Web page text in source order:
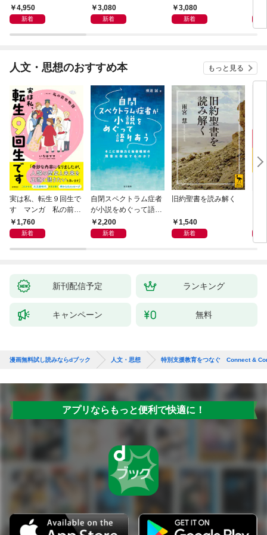
におけるドゥルーズ／
ガタリ論
4,950
新着
メリカはどのように独
裁者を描いたのか
3,080
新着
3,080
新着
人文・思想のおすすめ本 もっと見る
実は私、転生９回生で
す マンガ 私の前世
物語1,760
新着
自閉スペクトラム症者
が小説をめぐって語り
あう2,200
新着
旧約聖書を読み解く
1,540
新着
新刊配信予定 ランキング
キャンペーン 無料
漫画無料試し読みならdブック 人文・思想 特別支援教育をつなぐ Connect &
アプリならもっと便利で快適に！